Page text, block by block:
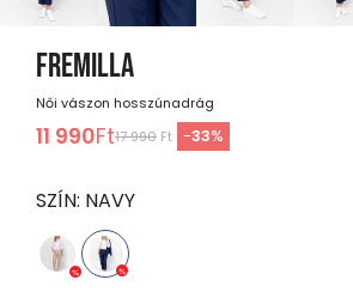
FREMILLA
Női vászon hosszúnadrág
11 990Ft17 990 Ft -33%
SZÍN: NAVY